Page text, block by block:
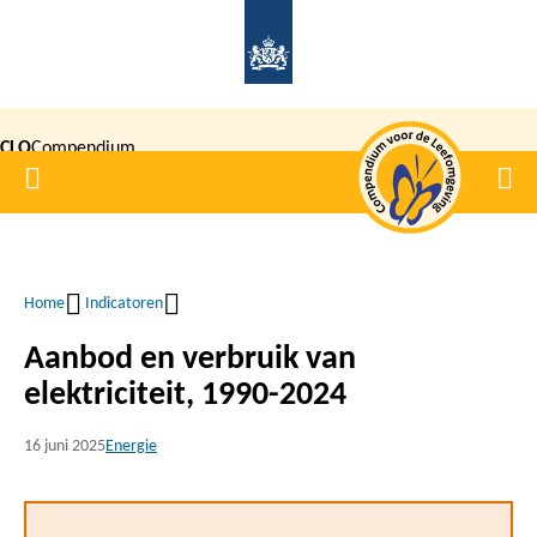
inhoud
gaan
CLOCompendium
voor de
Home
Kruimelpad
Home Indicatoren
Aanbod en verbruik van
elektriciteit, 1990-2024
16 juni 2025Energie